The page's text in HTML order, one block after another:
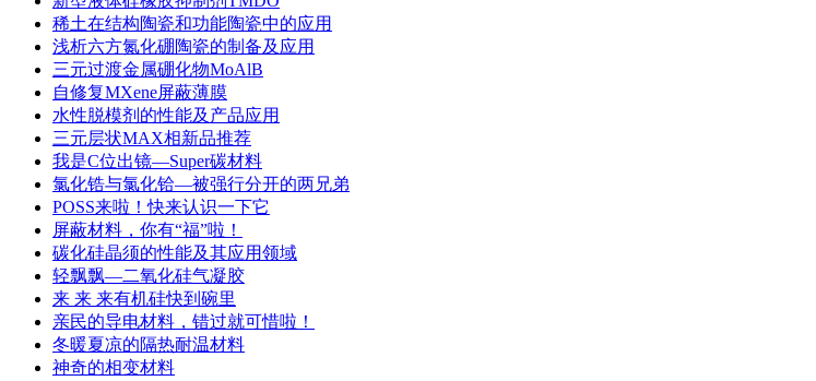
稀土在结构陶瓷和功能陶瓷中的应用
浅析六方氮化硼陶瓷的制备及应用
三元过渡金属硼化物MoAlB
自修复MXene屏蔽薄膜
水性脱模剂的性能及产品应用
三元层状MAX相新品推荐
我是C位出镜—Super碳材料
氯化锆与氯化铪—被强行分开的两兄弟
POSS来啦！快来认识一下它
屏蔽材料，你有“福”啦！
碳化硅晶须的性能及其应用领域
轻飘飘—二氧化硅气凝胶
来 来 来有机硅快到碗里
亲民的导电材料，错过就可惜啦！
冬暖夏凉的隔热耐温材料
神奇的相变材料